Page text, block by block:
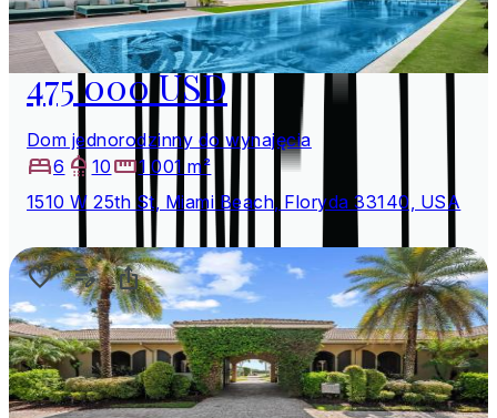
475 000 USD
Dom jednorodzinny do wynajęcia
6
10
1 001 m²
1510 W 25th St, Miami Beach, Floryda 33140, USA